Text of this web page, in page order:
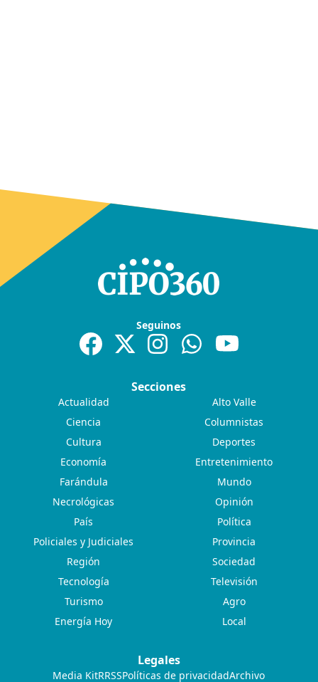
Seguinos
Secciones
Actualidad
Alto Valle
Ciencia
Columnistas
Cultura
Deportes
Economía
Entretenimiento
Farándula
Mundo
Necrológicas
Opinión
País
Política
Policiales y Judiciales
Provincia
Región
Sociedad
Tecnología
Televisión
Turismo
Agro
Energía Hoy
Local
Legales
Media KitRRSSPolíticas de privacidadArchivo